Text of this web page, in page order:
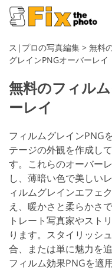
ス|プロの写真編集 > 無料
グレインPNGオーバーレイ
無料のフィル
ーレイ
フィルムグレインPNG
テージの外観を作成し
す。これらのオーバー
し、薄暗い色で美しい
ィルムグレインエフェ
え、暖かさと柔らかさ
トレート写真家やスト
ります。スタイリッシ
合、または単に魅力を
フィルム効果PNGを適